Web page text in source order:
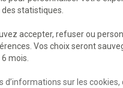
statistiques.
accepter, refuser ou
Vos choix seront
mois.
d’informations sur les